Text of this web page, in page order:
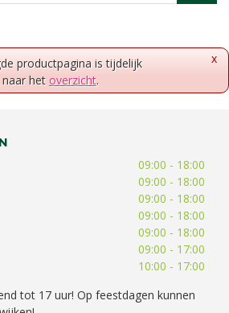
x
productpagina is tijdelijk
naar het overzicht.
09:00 - 18:00
09:00 - 18:00
09:00 - 18:00
09:00 - 18:00
09:00 - 18:00
09:00 - 17:00
10:00 - 17:00
tot 17 uur! Op feestdagen kunnen